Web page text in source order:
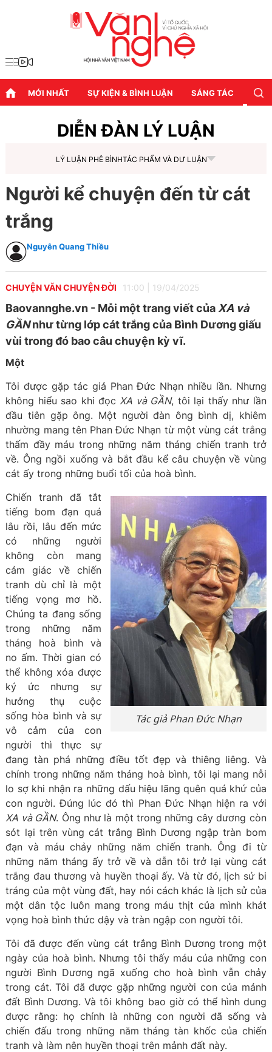
MỚI NHẤT SỰ KIỆN & BÌNH LUẬN SÁNG TÁC
DIỄN ĐÀN LÝ LUẬN
LÝ LUẬN PHÊ BÌNHTÁC PHẨM VÀ DƯ LUẬN
Người kể chuyện đến từ cát
trắng
Nguyễn Quang Thiều
CHUYỆN VĂN CHUYỆN ĐỜI 11:00 19/04/2025
Baovannghe.vn - Mỗi một trang viết của XA và
GẦNnhư từng lớp cát trắng của Bình Dương giấu
vùi trong đó bao câu chuyện kỳ vĩ.
Một
Tôi được gặp tác giả Phan Đức Nhạn nhiều lần. Nhưng
không hiểu sao khi đọc XA và GẦN, tôi lại thấy như lần
đầu tiên gặp ông. Một người đàn ông bình dị, khiêm
nhường mang tên Phan Đức Nhạn từ một vùng cát trắng
thấm đầy máu trong những năm tháng chiến tranh trở
về. Ông ngồi xuống và bắt đầu kể câu chuyện về vùng
cát ấy trong những buổi tối của hoà bình.
Tác giả Phan Đức Nhạn
Chiến tranh đã tắt
tiếng bom đạn quá
lâu rồi, lâu đến mức
có những người
không còn mang
cảm giác về chiến
tranh dù chỉ là một
tiếng vọng mơ hồ.
Chúng ta đang sống
trong những năm
tháng hoà bình và
no ấm. Thời gian có
thể không xóa được
ký ức nhưng sự
hưởng thụ cuộc
sống hòa bình và sự
vô cảm của con
người thì thực sự
đang tàn phá những điều tốt đẹp và thiêng liêng. Và
chính trong những năm tháng hoà bình, tôi lại mang nỗi
lo sợ khi nhận ra những dấu hiệu lãng quên quá khứ của
con người. Đúng lúc đó thì Phan Đức Nhạn hiện ra với
XA và GẦN. Ông như là một trong những cây dương còn
sót lại trên vùng cát trắng Bình Dương ngập tràn bom
đạn và máu chảy những năm chiến tranh. Ông đi từ
những năm tháng ấy trở về và dẫn tôi trở lại vùng cát
trắng đau thương và huyền thoại ấy. Và từ đó, lịch sử bi
tráng của một vùng đất, hay nói cách khác là lịch sử của
một dân tộc luôn mang trong máu thịt của mình khát
vọng hoà bình thức dậy và tràn ngập con người tôi.
Tôi đã được đến vùng cát trắng Bình Dương trong một
ngày của hoà bình. Nhưng tôi thấy máu của những con
người Bình Dương ngã xuống cho hoà bình vẫn chảy
trong cát. Tôi đã được gặp những người con của mảnh
đất Bình Dương. Và tôi không bao giờ có thể hình dung
được rằng: họ chính là những con người đã sống và
chiến đấu trong những năm tháng tàn khốc của chiến
tranh và làm nên huyền thoại trên mảnh đất này.